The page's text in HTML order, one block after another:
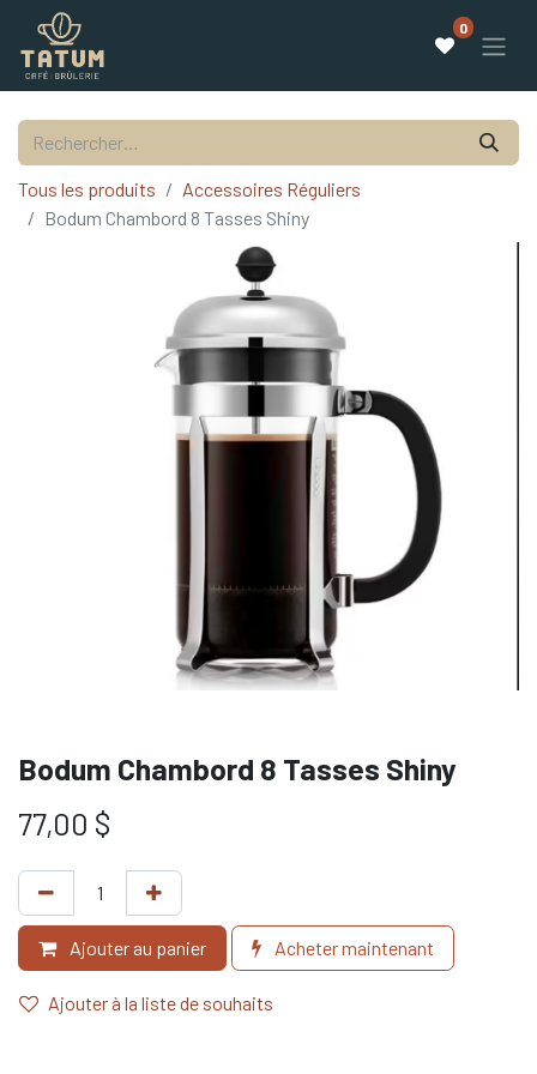
0
Tous les produits
Accessoires Réguliers
Bodum Chambord 8 Tasses Shiny
Bodum Chambord 8 Tasses Shiny
77,00 $
Ajouter au panier Acheter maintenant
Ajouter à la liste de souhaits